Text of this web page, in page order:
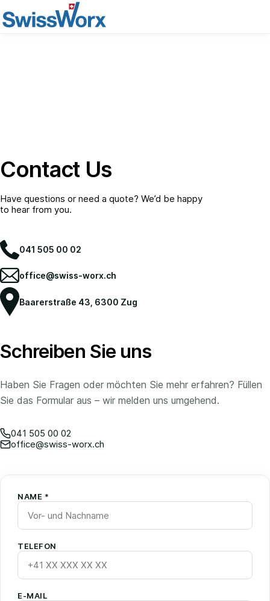
Contact Us
Have questions or need a quote? We’d be happy
to hear from you.
041 505 00 02
office@swiss-worx.ch
Baarerstraße 43, 6300 Zug
Schreiben Sie uns
Haben Sie Fragen oder möchten Sie mehr erfahren? Füllen
Sie das Formular aus – wir melden uns umgehend.
041 505 00 02
office@swiss-worx.ch
NAME *
TELEFON
E-MAIL